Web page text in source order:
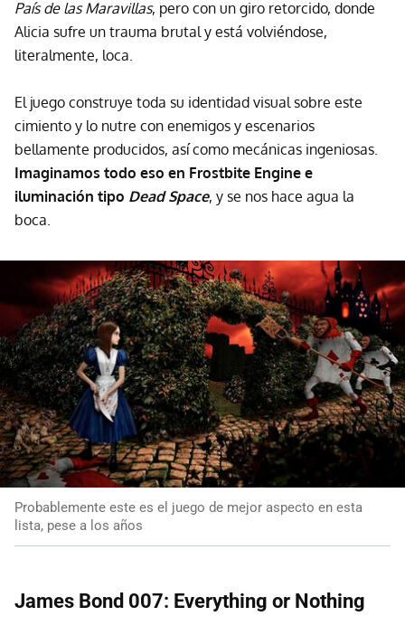
País de las Maravillas, pero con un giro retorcido, donde
Alicia sufre un trauma brutal y está volviéndose,
literalmente, loca.
El juego construye toda su identidad visual sobre este
cimiento y lo nutre con enemigos y escenarios
bellamente producidos, así como mecánicas ingeniosas.
Imaginamos todo eso en Frostbite Engine e
iluminación tipo Dead Space, y se nos hace agua la
boca.
Probablemente este es el juego de mejor aspecto en esta
lista, pese a los años
James Bond 007: Everything or Nothing